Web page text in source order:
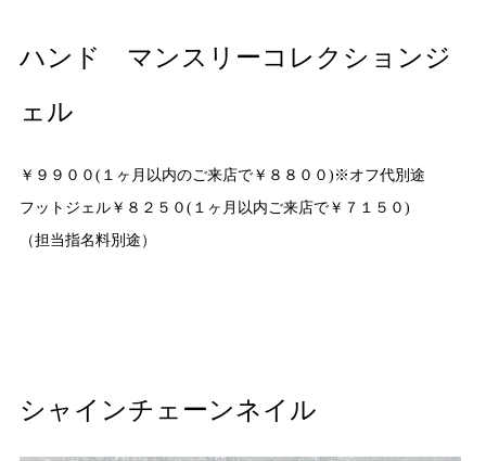
ハンド マンスリーコレクションジ
ェル
￥９９００(１ヶ月以内のご来店で￥８８００)※オフ代別途
フットジェル￥８２５０(１ヶ月以内ご来店で￥７１５０)
（担当指名料別途）
シャインチェーンネイル